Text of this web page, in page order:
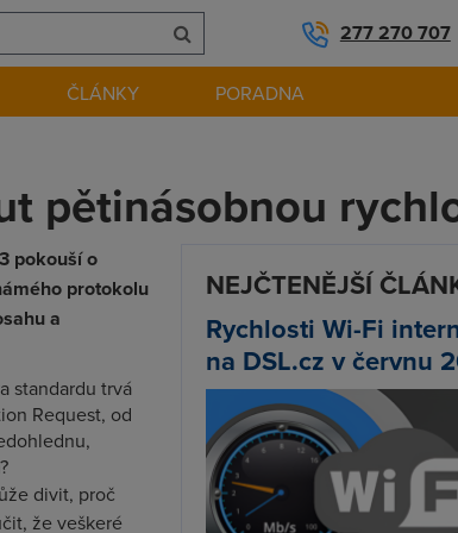
277 270 707
ČLÁNKY PORADNA
pětinásobnou
pokouší o
protokolu
a
standardu trvá
Request, od
divit, proč
že veškeré
NEJČTENĚJŠÍ
Rychlosti Wi-Fi
na DSL.cz v červnu